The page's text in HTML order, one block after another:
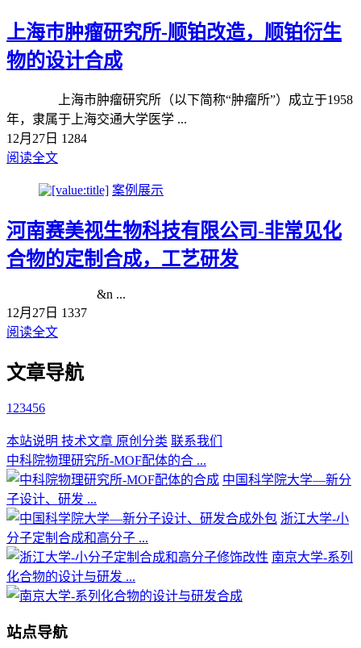
上海巿肿瘤研究所-顺铂改造，顺铂衍生
物的设计合成
上海市肿瘤研究所（以下简称“肿瘤所”）成立于1958
年，隶属于上海交通大学医学 ...
12月27日 1284
阅读全文
案例展示
河南赛美视生物科技有限公司-非常见化
合物的定制合成，工艺研发
&n ...
12月27日 1337
阅读全文
文章导航
1 23456
本站说明 技术文章 原创分类 联系我们
中科院物理研究所-MOF配体的合 ...
中国科学院大学—新分
子设计、研发 ...
浙江大学-小
分子定制合成和高分子 ...
南京大学-系列
化合物的设计与研发 ...
站点导航